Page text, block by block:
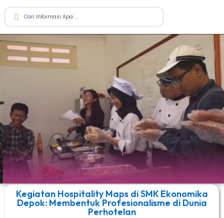
Kegiatan Hospitality Maps di SMK Ekonomika
Depok: Membentuk Profesionalisme di Dunia
Perhotelan